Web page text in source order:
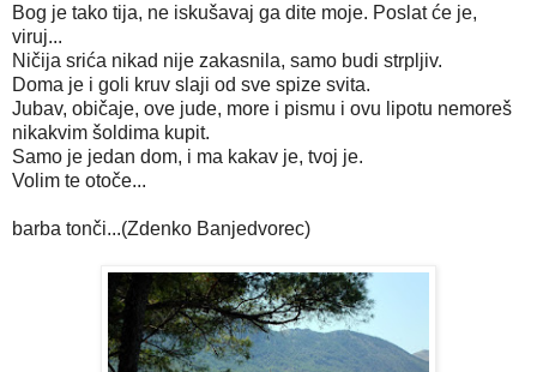
Bog je tako tija, ne iskušavaj ga dite moje. Poslat će je,
viruj...
Ničija srića nikad nije zakasnila, samo budi strpljiv.
Doma je i goli kruv slaji od sve spize svita.
Jubav, običaje, ove jude, more i pismu i ovu lipotu nemoreš
nikakvim šoldima kupit.
Samo je jedan dom, i ma kakav je, tvoj je.
Volim te otoče...
barba tonči...(Zdenko Banjedvorec)